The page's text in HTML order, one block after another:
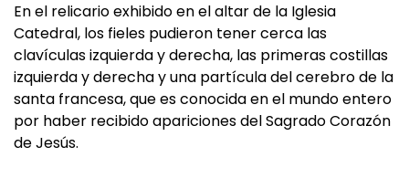
En el relicario exhibido en el altar de la Iglesia
Catedral, los fieles pudieron tener cerca las
clavículas izquierda y derecha, las primeras costillas
izquierda y derecha y una partícula del cerebro de la
santa francesa, que es conocida en el mundo entero
por haber recibido apariciones del Sagrado Corazón
de Jesús.